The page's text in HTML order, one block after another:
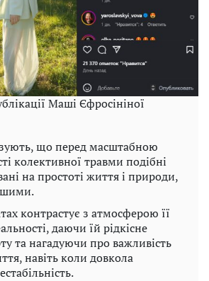
Маші Єфросініної
що перед масштабною
колективної травми подібні
на простоті життя і природи,
контрастує з атмосферою її
даючи їй рідкісне
та нагадуючи про важливість
навіть коли довкола